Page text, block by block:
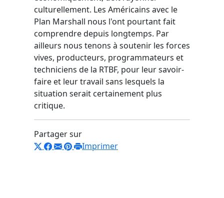
culturellement. Les Américains avec le
Plan Marshall nous l'ont pourtant fait
comprendre depuis longtemps. Par
ailleurs nous tenons à soutenir les forces
vives, producteurs, programmateurs et
techniciens de la RTBF, pour leur savoir-
faire et leur travail sans lesquels la
situation serait certainement plus
critique.
Partager sur
Imprimer